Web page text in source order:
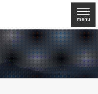
menu